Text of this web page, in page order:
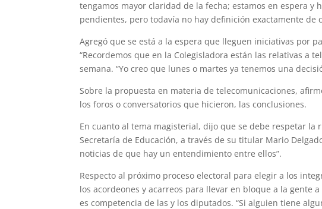
tengamos mayor claridad de la fecha; estamos en espera y
pendientes, pero todavía no hay definición exactamente de
Agregó que se está a la espera que lleguen iniciativas por
“Recordemos que en la Colegisladora están las relativas a
semana. “Yo creo que lunes o martes ya tenemos una
Sobre la propuesta en materia de telecomunicaciones,
los foros o conversatorios que hicieron, las conclusiones.
En cuanto al tema magisterial, dijo que se debe respetar la
Secretaría de Educación, a través de su titular Mario
noticias de que hay un entendimiento entre ellos”.
Respecto al próximo proceso electoral para elegir a los
los acordeones y acarreos para llevar en bloque a la gente
es competencia de las y los diputados. “Si alguien tiene